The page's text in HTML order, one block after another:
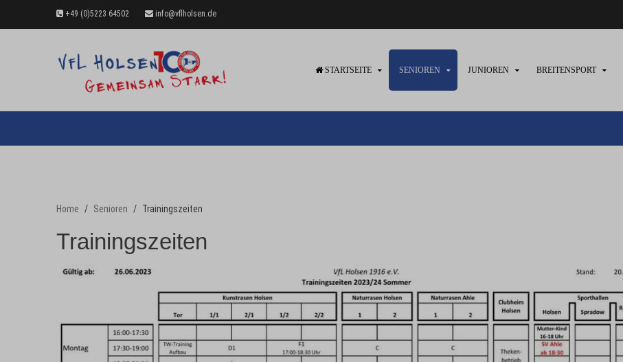
+49 (0)5223 64502 info@vflholsen.de
STARTSEITE SENIOREN JUNIOREN BREITENSPORT
Home Senioren Trainingszeiten
Trainingszeiten